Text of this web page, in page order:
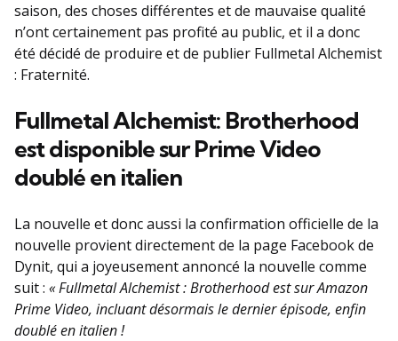
saison, des choses différentes et de mauvaise qualité
n’ont certainement pas profité au public, et il a donc
été décidé de produire et de publier Fullmetal Alchemist
: Fraternité.
Fullmetal Alchemist: Brotherhood
est disponible sur Prime Video
doublé en italien
La nouvelle et donc aussi la confirmation officielle de la
nouvelle provient directement de la page Facebook de
Dynit, qui a joyeusement annoncé la nouvelle comme
suit : « Fullmetal Alchemist : Brotherhood est sur Amazon
Prime Video, incluant désormais le dernier épisode, enfin
doublé en italien !